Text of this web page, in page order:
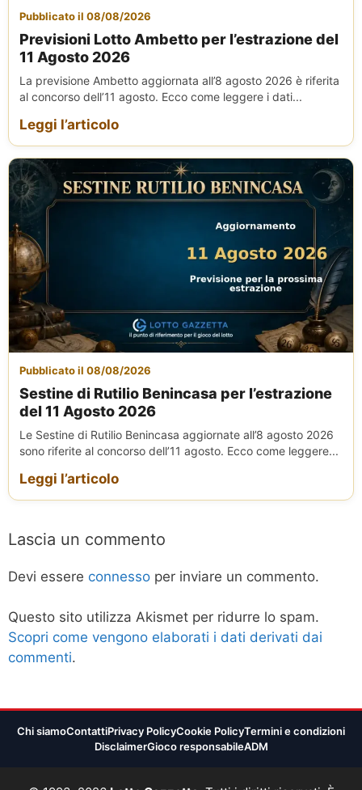
Pubblicato il 08/08/2026
Previsioni Lotto Ambetto per l’estrazione del
11 Agosto 2026
La previsione Ambetto aggiornata all’8 agosto 2026 è riferita
al concorso dell’11 agosto. Ecco come leggere i dati...
Leggi l’articolo
Pubblicato il 08/08/2026
Sestine di Rutilio Benincasa per l’estrazione
del 11 Agosto 2026
Le Sestine di Rutilio Benincasa aggiornate all’8 agosto 2026
sono riferite al concorso dell’11 agosto. Ecco come leggere...
Leggi l’articolo
Lascia un commento
Devi essere connesso per inviare un commento.
Questo sito utilizza Akismet per ridurre lo spam.
Scopri come vengono elaborati i dati derivati dai
commenti.
Chi siamoContattiPrivacy PolicyCookie PolicyTermini e condizioni
DisclaimerGioco responsabileADM